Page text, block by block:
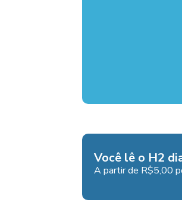
Você lê o H2
A partir de R$5,00